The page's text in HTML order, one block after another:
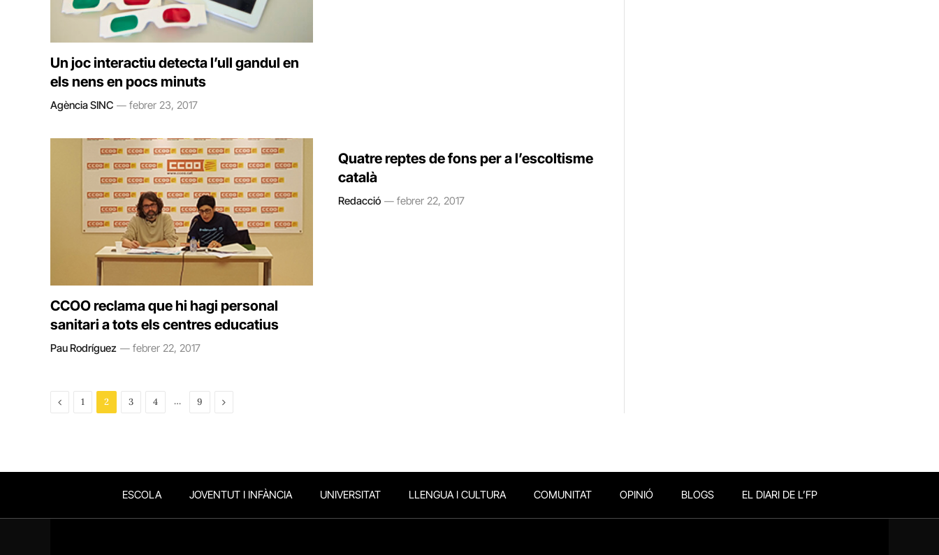
Un joc interactiu detecta l’ull gandul en
els nens en pocs minuts
Agència SINC febrer 23, 2017
CCOO reclama que hi hagi personal
sanitari a tots els centres educatius
Pau Rodríguez febrer 22, 2017
Quatre reptes de fons per a l’escoltisme
català
Redacció febrer 22, 2017
Previous
1 2 3 4 … 9 Next
ESCOLA JOVENTUT I INFÀNCIA UNIVERSITAT LLENGUA I CULTURA COMUNITAT OPINIÓ BLOGS EL DIARI DE L’FP